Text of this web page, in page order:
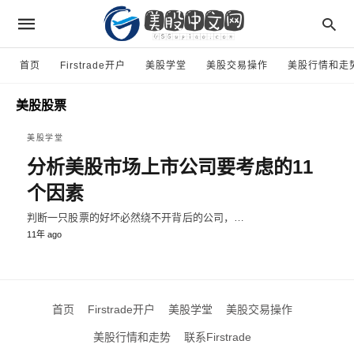
首页 Firstrade开户 美股学堂 美股交易操作 美股行情和走
美股股票
美股学堂
分析美股市场上市公司要考虑的11
个因素
判断一只股票的好坏必然绕不开背后的公司，…
11年 ago
首页 Firstrade开户 美股学堂 美股交易操作
美股行情和走势 联系Firstrade